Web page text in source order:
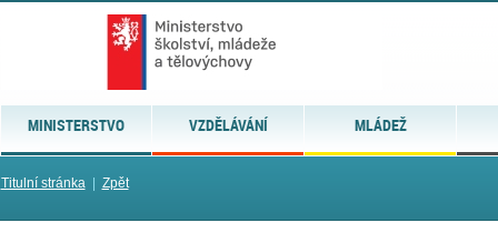
MINISTERSTVO VZDĚLÁVÁNÍ MLÁDEŽ
Titulní stránka| Zpět